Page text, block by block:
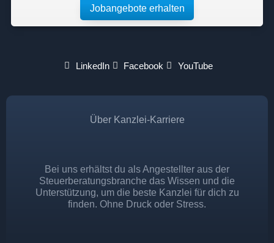
Jobangebote erhalten
LinkedIn Facebook YouTube
Über Kanzlei-Karriere
Bei uns erhältst du als Angestellter aus der
Steuerberatungsbranche das Wissen und die
Unterstützung, um die beste Kanzlei für dich zu
finden. Ohne Druck oder Stress.